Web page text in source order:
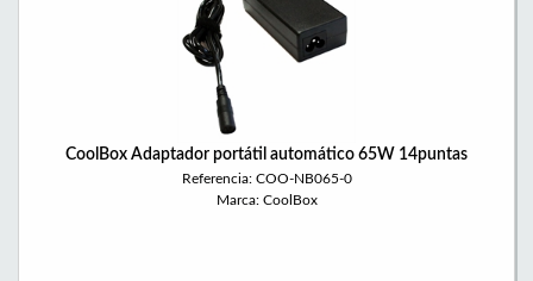
CoolBox Adaptador portátil automático 65W 14puntas
Referencia: COO-NB065-0
Marca: CoolBox